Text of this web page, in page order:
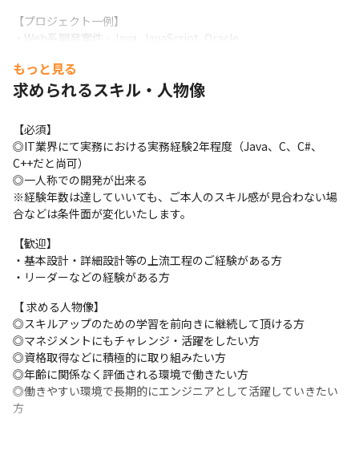
【プロジェクト一例】
・Web系開発案件 - Java, JavaScript, Oracle
・電力会社向けシステム開発案件 - Java, SQL
・次世代HES開発 - Java
・医療系システム運用保守 - AWS, Java
※ぜひ当社HPもご覧ください！
※ご経験・スキル・希望に応じて最適な案件をご紹介します。
※ご経験次第では上流工程から参画いただく場合もあります。
※ご経験やスキル・プロジェクトの状況によっては一例以外のプ
ロジェクトをご案内させていただく可能性がございます。
もっと見る
求められるスキル・人物像
【必須】
◎IT業界にて実務における実務経験2年程度（Java、C、C#、
C++だと尚可）
◎一人称での開発が出来る
※経験年数は達していいても、ご本人のスキル感が見合わない場
合などは条件面が変化いたします。
【歓迎】
・基本設計・詳細設計等の上流工程のご経験がある方
・リーダーなどの経験がある方
【 求める人物像】
◎スキルアップのための学習を前向きに継続して頂ける方
◎マネジメントにもチャレンジ・活躍をしたい方
◎資格取得などに積極的に取り組みたい方
◎年齢に関係なく評価される環境で働きたい方
◎働きやすい環境で長期的にエンジニアとして活躍していきたい
方